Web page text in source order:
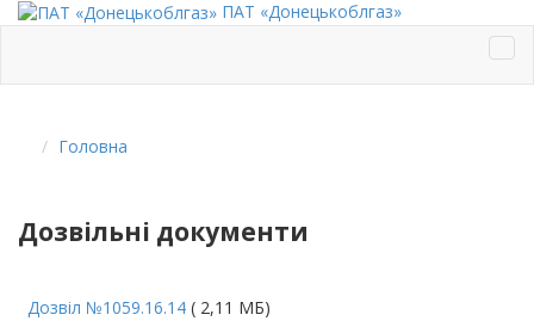
ПАТ «Донецькоблгаз»
Головна
Дозвільні документи
Дозвіл №1059.16.14 ( 2,11 МБ)